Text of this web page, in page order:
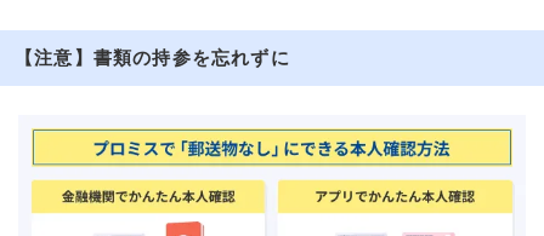
【注意】書類の持参を忘れずに